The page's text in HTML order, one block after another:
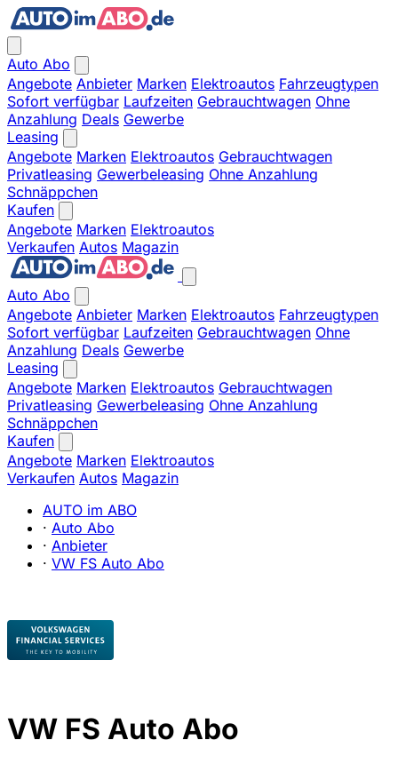
Auto Abo
Angebote Anbieter Marken Elektroautos Fahrzeugtypen
Sofort verfügbar Laufzeiten Gebrauchtwagen Ohne
Anzahlung Deals Gewerbe
Leasing
Angebote Marken Elektroautos Gebrauchtwagen
Privatleasing Gewerbeleasing Ohne Anzahlung
Schnäppchen
Kaufen
Angebote Marken Elektroautos
Verkaufen Autos Magazin
Auto Abo
Angebote Anbieter Marken Elektroautos Fahrzeugtypen
Sofort verfügbar Laufzeiten Gebrauchtwagen Ohne
Anzahlung Deals Gewerbe
Leasing
Angebote Marken Elektroautos Gebrauchtwagen
Privatleasing Gewerbeleasing Ohne Anzahlung
Schnäppchen
Kaufen
Angebote Marken Elektroautos
Verkaufen Autos Magazin
AUTO im ABO
· Auto Abo
· Anbieter
· VW FS Auto Abo
VW FS Auto Abo